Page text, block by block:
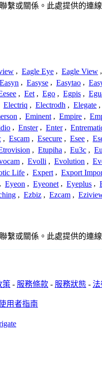
繫或關係。此處提供的
, Eagle Eye , Eagle View ,
Easyn , Easyse , Easytao ,
, Eet , Ego , Egpis ,
Electriq , Electrodh , Elegate ,
, Eminent , Empire ,
, Enster , Enter ,
, Escam , Esecure , Esee ,
, Etupiha , Eu3c ,
, Evolli , Evolution ,
Life , Expert , Export
, Eyeon , Eyeonet , Eyeplus ,
, Ezbiz , Ezcam ,
繫或關係。此處提供的
策 - 服務條款 - 服務狀態 - 法
用者指南